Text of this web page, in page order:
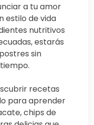
a tu amor
estilo de vida
nutritivos
estarás
sin
recetas
para aprender
chips de